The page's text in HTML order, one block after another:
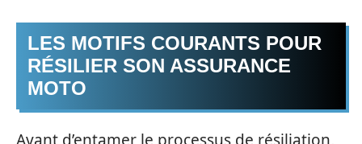
LES MOTIFS COURANTS POUR
RÉSILIER SON ASSURANCE
MOTO
Avant d’entamer le processus de résiliation,